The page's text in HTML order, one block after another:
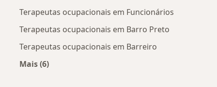
Terapeutas ocupacionais em Funcionários
Terapeutas ocupacionais em Barro Preto
Terapeutas ocupacionais em Barreiro
Mais (6)